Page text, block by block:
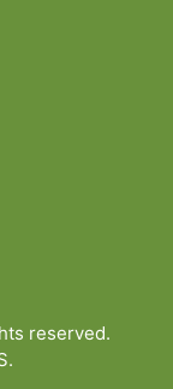
reserved.
.